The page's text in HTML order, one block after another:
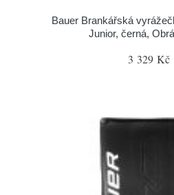
Bauer Brankářská
Junior, černá,
3 329 Kč